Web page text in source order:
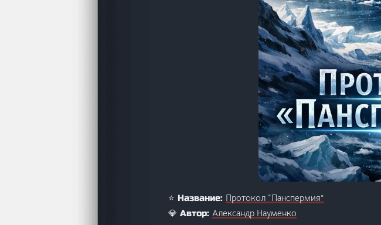
⭐ Название: Протокол “Панспермия”
💎 Автор: Александр Науменко